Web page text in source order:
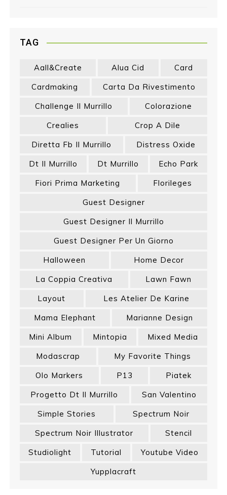
TAG
Aall&create Alua Cid
Card
Cardmaking
Carta Da Rivestimento
Challenge Il Murrillo
Colorazione
Crealies
Crop A Dile
Diretta Fb Il Murrillo
Distress Oxide
Dt Il Murrillo
Dt Murrillo
Echo Park
Fiori Prima Marketing
Florileges
Guest Designer
Guest Designer Il Murrillo
Guest Designer Per Un Giorno
Halloween
Home Decor
La Coppia Creativa
Lawn Fawn
Layout
Les Atelier De Karine
Mama Elephant
Marianne Design
Mini Album
Mintopia
Mixed Media
Modascrap
My Favorite Things
Olo Markers
P13
Piatek
Progetto Dt Il Murrillo
San Valentino
Simple Stories
Spectrum Noir
Spectrum Noir Illustrator
Stencil
Studiolight
Tutorial
Youtube Video
Yupplacraft